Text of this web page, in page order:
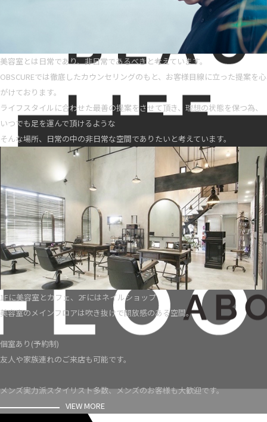
美容室とは日常であり、非日常であるべきと考えています。
OBSCUREでは徹底したカウンセリングのもと、お客様目線に立った提案を心
がけております。
ライフスタイルに合わせた最善の提案をさせて頂き、理想の状態を保つ為、
いつでも足を運んで頂けるような
そんな場所、日常の中の非日常な空間でありたいと考えています。
1Fに美容室とカフェ、2Fにはネイルショップ
美容室のメインフロアは吹き抜けで開放感のある空間。
個室あり(予約制)
友人や家族連れのご来店も可能です。
メンズ実力派スタイリスト多数、メンズのお客様も大歓迎です。
VIEW MORE